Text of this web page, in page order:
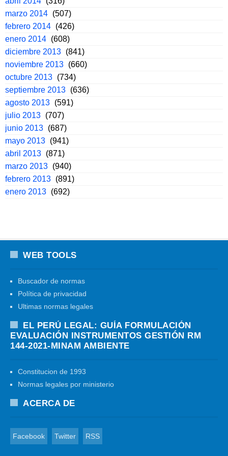
marzo 2014 (507)
febrero 2014 (426)
enero 2014 (608)
diciembre 2013 (841)
noviembre 2013 (660)
octubre 2013 (734)
septiembre 2013 (636)
agosto 2013 (591)
julio 2013 (707)
junio 2013 (687)
mayo 2013 (941)
abril 2013 (871)
marzo 2013 (940)
febrero 2013 (891)
enero 2013 (692)
WEB TOOLS
Buscador de normas
Política de privacidad
Ultimas normas legales
EL PERÚ LEGAL: GUÍA FORMULACIÓN
EVALUACIÓN INSTRUMENTOS GESTIÓN RM
144-2021-MINAM AMBIENTE
Constitucion de 1993
Normas legales por ministerio
ACERCA DE
Facebook Twitter RSS